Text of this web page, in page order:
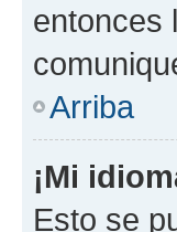
entonces
Arriba
¡Mi
Esto se